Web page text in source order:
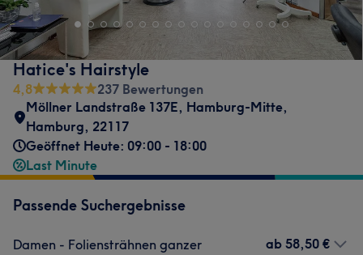
Hatice's Hairstyle
4,8
237 Bewertungen
Möllner Landstraße 137E, Hamburg-Mitte,
Hamburg, 22117
Geöffnet Heute: 09:00 - 18:00
Last Minute
Passende Suchergebnisse
Damen - Foliensträhnen ganzer
ab 58,50 €